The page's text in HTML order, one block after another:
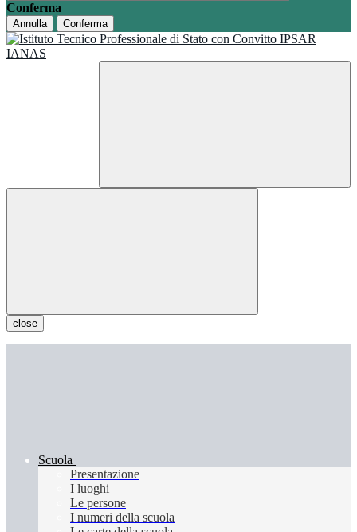
Conferma
Annulla Conferma
close
Scuola
Presentazione
I luoghi
Le persone
I numeri della scuola